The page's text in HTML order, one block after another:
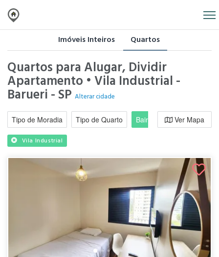
Imóveis Inteiros Quartos
Quartos para Alugar, Dividir
Apartamento • Vila Industrial -
Barueri - SP Alterar cidade
Tipo de Moradia Tipo de Quarto Bairro / RegiãoVer Mapa
Vila Industrial